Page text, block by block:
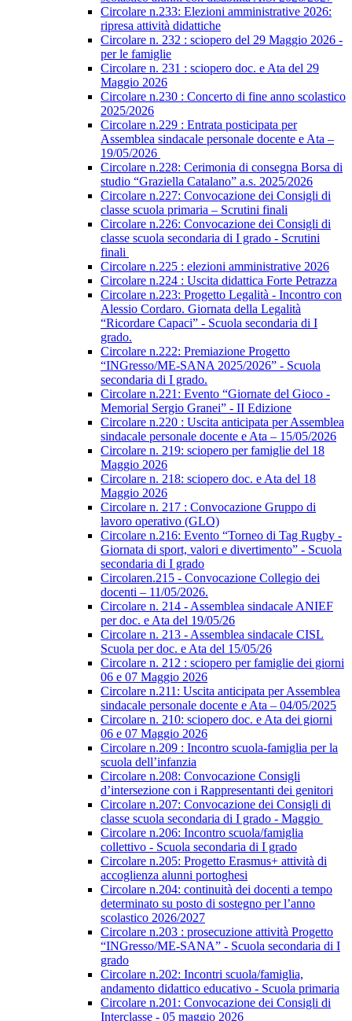
Circolare n.233: Elezioni amministrative 2026:
ripresa attività didattiche
Circolare n. 232 : sciopero del 29 Maggio 2026 -
per le famiglie
Circolare n. 231 : sciopero doc. e Ata del 29
Maggio 2026
Circolare n.230 : Concerto di fine anno scolastico
2025/2026
Circolare n.229 : Entrata posticipata per
Assemblea sindacale personale docente e Ata –
19/05/2026
Circolare n.228: Cerimonia di consegna Borsa di
studio “Graziella Catalano” a.s. 2025/2026
Circolare n.227: Convocazione dei Consigli di
classe scuola primaria – Scrutini finali
Circolare n.226: Convocazione dei Consigli di
classe scuola secondaria di I grado - Scrutini
finali
Circolare n.225 : elezioni amministrative 2026
Circolare n.224 : Uscita didattica Forte Petrazza
Circolare n.223: Progetto Legalità - Incontro con
Alessio Cordaro. Giornata della Legalità
“Ricordare Capaci” - Scuola secondaria di I
grado.
Circolare n.222: Premiazione Progetto
“INGresso/ME-SANA 2025/2026” - Scuola
secondaria di I grado.
Circolare n.221: Evento “Giornate del Gioco -
Memorial Sergio Granei” - II Edizione
Circolare n.220 : Uscita anticipata per Assemblea
sindacale personale docente e Ata – 15/05/2026
Circolare n. 219: sciopero per famiglie del 18
Maggio 2026
Circolare n. 218: sciopero doc. e Ata del 18
Maggio 2026
Circolare n. 217 : Convocazione Gruppo di
lavoro operativo (GLO)
Circolare n.216: Evento “Torneo di Tag Rugby -
Giornata di sport, valori e divertimento” - Scuola
secondaria di I grado
Circolaren.215 - Convocazione Collegio dei
docenti – 11/05/2026.
Circolare n. 214 - Assemblea sindacale ANIEF
per doc. e Ata del 19/05/26
Circolare n. 213 - Assemblea sindacale CISL
Scuola per doc. e Ata del 15/05/26
Circolare n. 212 : sciopero per famiglie dei giorni
06 e 07 Maggio 2026
Circolare n.211: Uscita anticipata per Assemblea
sindacale personale docente e Ata – 04/05/2025
Circolare n. 210: sciopero doc. e Ata dei giorni
06 e 07 Maggio 2026
Circolare n.209 : Incontro scuola-famiglia per la
scuola dell’infanzia
Circolare n.208: Convocazione Consigli
d’intersezione con i Rappresentanti dei genitori
Circolare n.207: Convocazione dei Consigli di
classe scuola secondaria di I grado - Maggio
Circolare n.206: Incontro scuola/famiglia
collettivo - Scuola secondaria di I grado
Circolare n.205: Progetto Erasmus+ attività di
accoglienza alunni portoghesi
Circolare n.204: continuità dei docenti a tempo
determinato su posto di sostegno per l’anno
scolastico 2026/2027
Circolare n.203 : prosecuzione attività Progetto
“INGresso/ME-SANA” - Scuola secondaria di I
grado
Circolare n.202: Incontri scuola/famiglia,
andamento didattico educativo - Scuola primaria
Circolare n.201: Convocazione dei Consigli di
Interclasse - 05 maggio 2026